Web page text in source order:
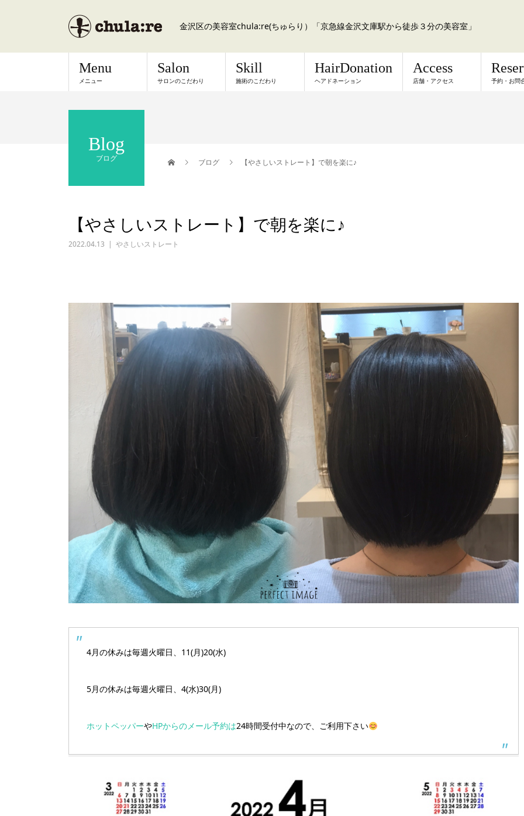
金沢区の美容室chula:re(ちゅらり）「京急線金沢文庫駅から徒歩３分の美容室」
Menu
メニュー
Salon
サロンのこだわり
Skill
施術のこだわり
HairDonation
ヘアドネーション
Access
店舗・アクセス 予約・お問
Blog
ブログ ブログ 【やさしいストレート】で朝を楽に♪
【やさしいストレート】で朝を楽に♪
2022.04.13 やさしいストレート
4月の休みは毎週火曜日、11(月)20(水)
5月の休みは毎週火曜日、4(水)30(月)
ホットペッパーやHPからのメール予約は24時間受付中なので、ご利用下さい